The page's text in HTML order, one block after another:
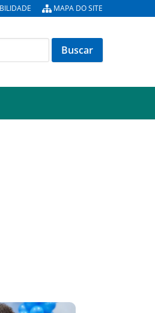
MAPA DO SITE